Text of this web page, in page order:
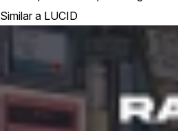
Similar a LUCID